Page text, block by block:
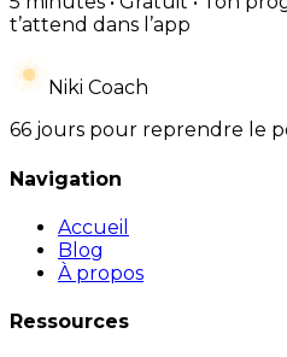
t’attend dans l’app
Niki Coach
66 jours pour reprendre le
Navigation
Accueil
Blog
À propos
Ressources